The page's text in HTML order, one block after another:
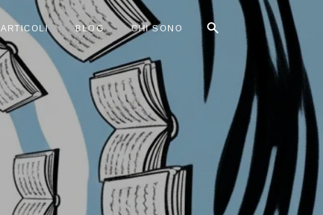
ARTICOLI BLOG CHI SONO